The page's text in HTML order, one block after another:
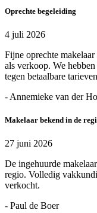
Oprechte begeleiding
4 juli 2026
Fijne oprechte
als verkoop. We
tegen betaalbare
- Annemieke van der
Makelaar bekend in de
27 juni 2026
De ingehuurde
regio. Volledig
verkocht.
- Paul de Boer